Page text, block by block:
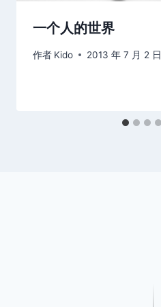
一个人的世界
作者 Kido 2013 年 7 月 2 日